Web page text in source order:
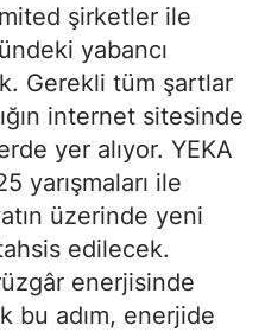
şirketler ile
yabancı
Gerekli tüm şartlar
internet sitesinde
yer alıyor. YEKA
yarışmaları ile
üzerinde yeni
edilecek.
enerjisinde
bu adım, enerjide